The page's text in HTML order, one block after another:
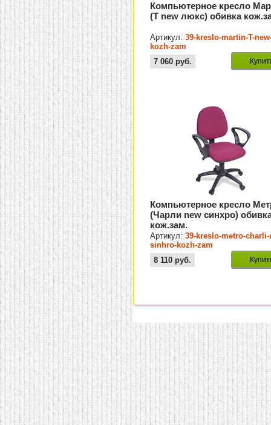
Компьютерное кресло
(T new люкс) обивка
Артикул:39-kreslo-martin-T-
kozh-zam
7 060 руб.
Компьютерное кресло
(Чарли new синхро)
кож.зам.
Артикул:39-kreslo-metro-charli-
sinhro-kozh-zam
8 110 руб.